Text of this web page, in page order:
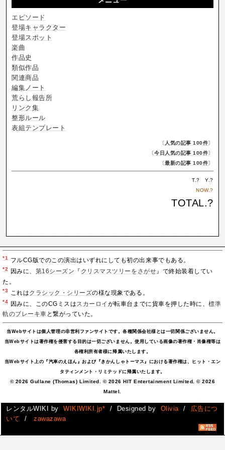
エピソード
登場キャラクター
登場スポット
楽曲
作品史
類似作品
関連商品
編集ノート
荒らし報告所
リンク集
整形ルール
表組テンプレート
〔 人気の記事 100件〕
〔今日人気の記事 100件〕
〔最新の記事 100件〕
T.? Y.?
NOW.?
TOTAL.?
*1 フルCG版でのこの演出はいずれにしても初の出来事でもある。
*2 因みに、 第16シーズン 『 クリスマスツリーをさがせ 』で終始装着してい
た。
*3 これはクラシック・シリーズの様な現象である。
*4 因みに、このCGミスは スカーロイ が転車台までに貨車を押した時に、標準
軌のブレーキ車 と繋がっていた。
当Webサイトは個人管理の非営利ファンサイトです。各種関係会社様とは一切関係ございません。
当Webサイトは著作権を侵害する目的は一切ございません。使用している画像の著作権・肖像権等は
各権利所有者様に帰属いたします。
当Webサイト上の『汽車のえほん』および『きかんしゃトーマス』における著作権は、ヒット・エン
タティンメント・リミテッドに帰属いたします。
© 2026 Gullane (Thomas) Limited. © 2026 HIT Entertainment Limited. © 2026
Mattel.
レンタルWIKI by WIKIWIKI.jp* / Designed by Olivia /
広告につ
いて
/ zawazawa